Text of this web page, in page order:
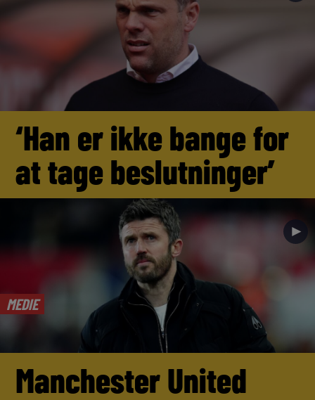
‘Han er ikke bange for
at tage beslutninger’
MEDIE
►
Manchester United